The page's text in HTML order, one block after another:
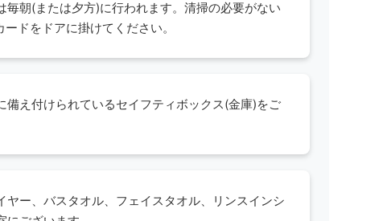
毎朝(または夕方)に行われます。清掃の必要がない
ドをドアに掛けてください。
備え付けられているセイフティボックス(金庫)をご
ヤー、バスタオル、フェイスタオル、リンスインシ